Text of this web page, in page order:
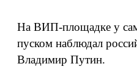
На ВИП-площадке у
пуском наблюдал
Владимир Путин.